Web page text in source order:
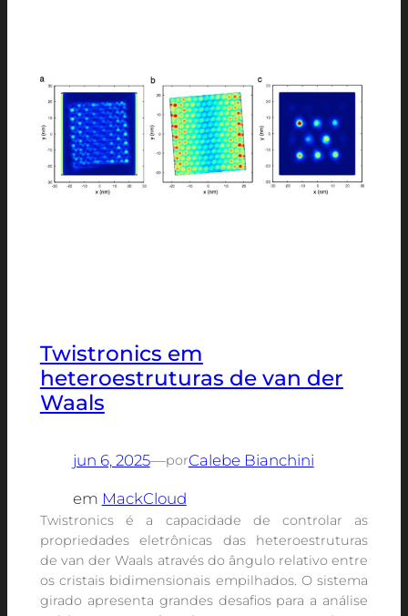
Twistronics em
heteroestruturas de van der
Waals
jun 6, 2025—porCalebe Bianchini
em MackCloud
Twistronics é a capacidade de controlar as
propriedades eletrônicas das heteroestruturas
de van der Waals através do ângulo relativo entre
os cristais bidimensionais empilhados. O sistema
girado apresenta grandes desafios para a análise